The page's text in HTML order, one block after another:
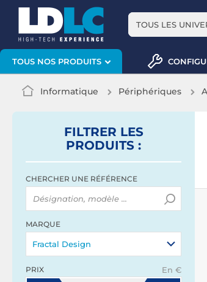
TOUS LES
TOUS NOS PRODUITS
Informatique Périphériques
FILTRER LES
PRODUITS :
CHERCHER UNE RÉFÉRENCE
MARQUE
Fractal Design
PRIX En €